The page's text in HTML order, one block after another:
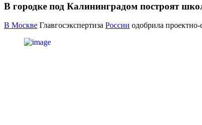
В городке под Калининградом построят
В Москве Главгосэкспертиза России одобрила